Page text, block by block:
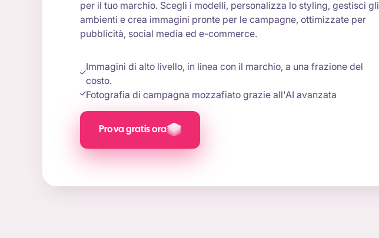
per il tuo marchio. Scegli i modelli, personalizza lo styling, gestisci gli
ambienti e crea immagini pronte per le campagne, ottimizzate per
pubblicità, social media ed e-commerce.
Immagini di alto livello, in linea con il marchio, a una frazione del
costo.
Fotografia di campagna mozzafiato grazie all'AI avanzata
Prova gratis ora